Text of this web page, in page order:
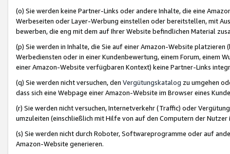
(o) Sie werden keine Partner-Links oder andere Inhalte, die eine
Werbeseiten oder Layer-Werbung einstellen oder bereitstellen, mit
bewerben, die eng mit dem auf Ihrer Website befindlichen Material
(p) Sie werden in Inhalte, die Sie auf einer Amazon-Website
Werbediensten oder in einer Kundenbewertung, einem Forum, einem
einer Amazon-Website verfügbaren Kontext) keine Partner-Links
(q) Sie werden nicht versuchen, den Vergütungskatalog zu umgehen
dass sich eine Webpage einer Amazon-Website im Browser eines
(r) Sie werden nicht versuchen, Internetverkehr (Traffic) oder
umzuleiten (einschließlich mit Hilfe von auf den Computern der
(s) Sie werden nicht durch Roboter, Softwareprogramme oder auf
Amazon-Website generieren.